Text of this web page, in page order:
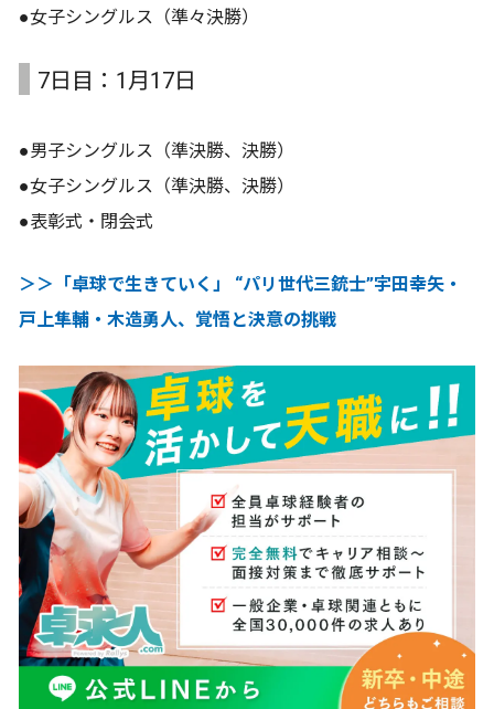
●⼥子シングルス（準々決勝）
7日目：1月17日
●男子シングルス（準決勝、決勝）
●⼥子シングルス（準決勝、決勝）
●表彰式・閉会式
＞＞「卓球で生きていく」 “パリ世代三銃士”宇田幸矢・
戸上隼輔・木造勇人、覚悟と決意の挑戦